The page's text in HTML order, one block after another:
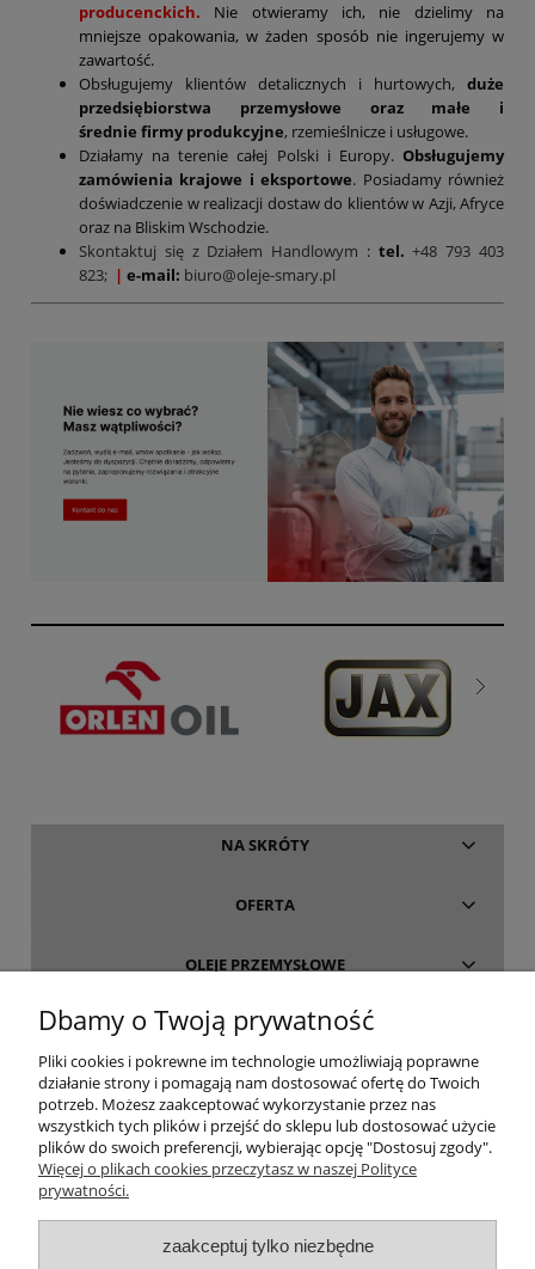
producenckich. Nie otwieramy ich, nie dzielimy na
mniejsze opakowania, w żaden sposób nie ingerujemy w
zawartość.
Obsługujemy klientów detalicznych i hurtowych, duże
przedsiębiorstwa przemysłowe oraz małe i
średnie firmy produkcyjne, rzemieślnicze i usługowe.
Działamy na terenie całej Polski i Europy. Obsługujemy
zamówienia krajowe i eksportowe. Posiadamy również
doświadczenie w realizacji dostaw do klientów w Azji, Afryce
oraz na Bliskim Wschodzie.
Skontaktuj się z Działem Handlowym : tel.+48 793 403
823; | e-mail: biuro@oleje-smary.pl
NA SKRÓTY
OFERTA
OLEJE PRZEMYSŁOWE
INFORMACJE
O FIRMIE
| Platforma zakupowa środków smarnych firmy ALVESTA |
Dbamy o Twoją prywatność
Pliki cookies i pokrewne im technologie umożliwiają poprawne
działanie strony i pomagają nam dostosować ofertę do Twoich
potrzeb. Możesz zaakceptować wykorzystanie przez nas
wszystkich tych plików i przejść do sklepu lub dostosować użycie
plików do swoich preferencji, wybierając opcję "Dostosuj zgody".
Więcej o plikach cookies przeczytasz w naszej Polityce
prywatności.
zaakceptuj tylko niezbędne